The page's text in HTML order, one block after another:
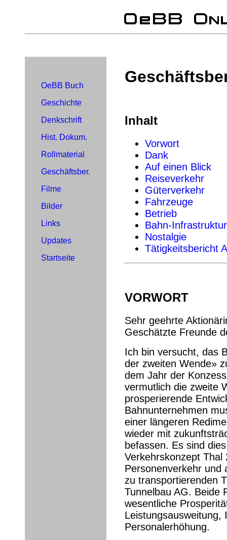
OeBB Buch
Geschichte
Denkschrift
Hist. Dokum.
Rollmaterial
Geschäftsber.
Filme
Bilder
Links
Updates
Startseite
Inhalt
Vorwort
Dank
Auf einen Blick
Reiseverkehr
Güterverkehr
Fahrzeuge
Betrieb
Bahn-Infrastruktur
Nostalgie
Tätigkeitsbericht
VORWORT
Sehr geehrte
Geschätzte Freunde
Ich bin versucht, das
der zweiten Wende»
dem Jahr der
vermutlich die zweite
prosperierende
Bahnunternehmen
einer längeren
wieder mit
befassen. Es sind
Verkehrskonzept
Personenverkehr und
zu transportierenden
Tunnelbau AG. Beide
wesentliche
Leistungsausweitung,
Personalerhöhung.